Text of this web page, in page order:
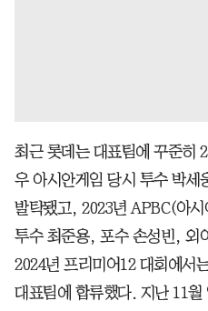
최근 롯데는 대표팀에 꾸준히
우 아시안게임 당시 투수 박
발탁됐고, 2023년 APBC(아
투수 최준용, 포수 손성빈, 외
2024년 프리미어12 대회에서
대표팀에 합류했다. 지난 11